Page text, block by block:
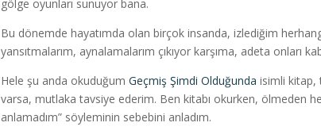
gölge oyunları sunuyor bana.
Bu dönemde hayatımda olan birçok insanda, izlediğim
yansıtmalarım, aynalamalarım çıkıyor karşıma, adeta onları
Hele şu anda okuduğum Geçmiş Şimdi Olduğunda isimli kitap,
varsa, mutlaka tavsiye ederim. Ben kitabı okurken, ölmeden
anlamadım” söyleminin sebebini anladım.